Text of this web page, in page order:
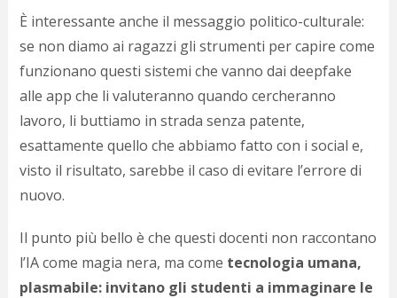
È interessante anche il messaggio politico-culturale:
se non diamo ai ragazzi gli strumenti per capire come
funzionano questi sistemi che vanno dai deepfake
alle app che li valuteranno quando cercheranno
lavoro, li buttiamo in strada senza patente,
esattamente quello che abbiamo fatto con i social e,
visto il risultato, sarebbe il caso di evitare l’errore di
nuovo.
Il punto più bello è che questi docenti non raccontano
l’IA come magia nera, ma come tecnologia umana,
plasmabile: invitano gli studenti a immaginare le